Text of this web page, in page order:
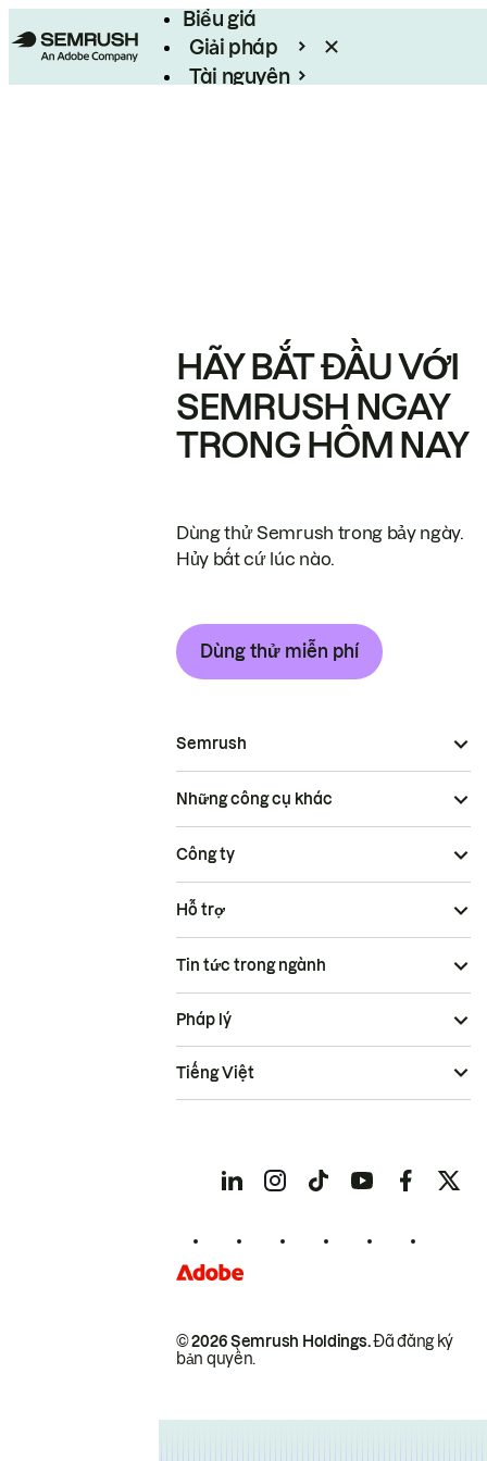
Biểu giá
Giải pháp
Tài nguyên
HÃY BẮT ĐẦU VỚI
SEMRUSH NGAY
TRONG HÔM NAY
Dùng thử Semrush trong bảy ngày.
Hủy bất cứ lúc nào.
Dùng thử miễn phí
Semrush
Những công cụ khác
Công ty
Hỗ trợ
Tin tức trong ngành
© 2026 Semrush Holdings.Đã đăng ký
bản quyền.
Pháp lý
Tiếng Việt